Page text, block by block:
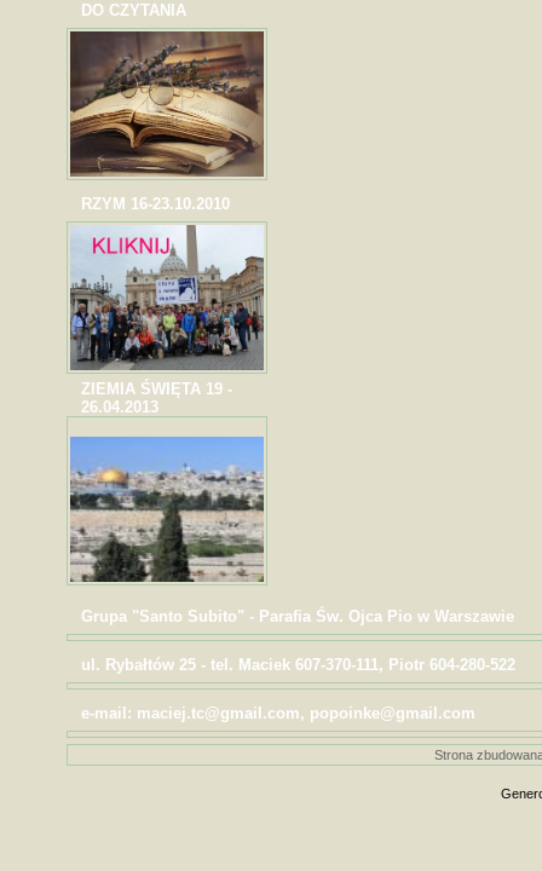
DO CZYTANIA
RZYM 16-23.10.2010
ZIEMIA ŚWIĘTA 19 -
26.04.2013
Grupa "Santo Subito" - Parafia Św. Ojca Pio w Warszawie
ul. Rybałtów 25 - tel. Maciek 607-370-111, Piotr 604-280-522
e-mail: maciej.tc@gmail.com, popoinke@gmail.com
Strona